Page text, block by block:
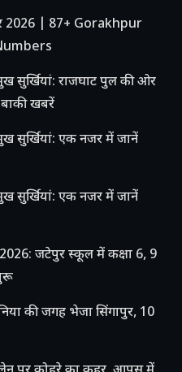
2026 | 87+ Gorakhpur
सुर्खियां: राजघाट पुल की ओर
खबरें
सुर्खियां: एक नजर में जानें
सुर्खियां: एक नजर में जानें
जटेपुर स्कूल में कक्षा 6, 9
की जगह भेजा सिंगापुर, 10